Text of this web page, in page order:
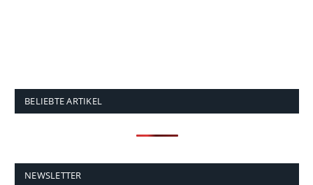
BELIEBTE ARTIKEL
NEWSLETTER